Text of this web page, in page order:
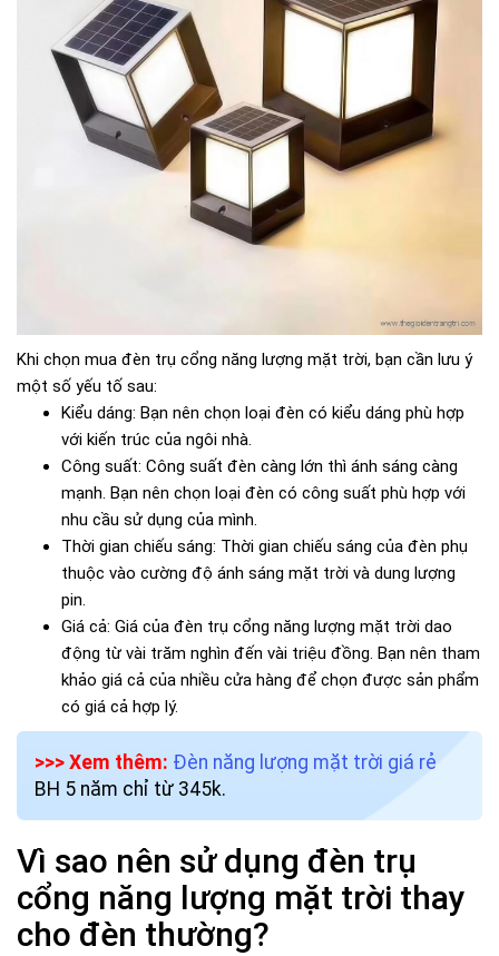
Khi chọn mua đèn trụ cổng năng lượng mặt trời, bạn cần lưu ý
một số yếu tố sau:
Kiểu dáng: Bạn nên chọn loại đèn có kiểu dáng phù hợp
với kiến trúc của ngôi nhà.
Công suất: Công suất đèn càng lớn thì ánh sáng càng
mạnh. Bạn nên chọn loại đèn có công suất phù hợp với
nhu cầu sử dụng của mình.
Thời gian chiếu sáng: Thời gian chiếu sáng của đèn phụ
thuộc vào cường độ ánh sáng mặt trời và dung lượng
pin.
Giá cả: Giá của đèn trụ cổng năng lượng mặt trời dao
động từ vài trăm nghìn đến vài triệu đồng. Bạn nên tham
khảo giá cả của nhiều cửa hàng để chọn được sản phẩm
có giá cả hợp lý.
>>> Xem thêm: Đèn năng lượng mặt trời giá rẻ
BH 5 năm chỉ từ 345k.
Vì sao nên sử dụng đèn trụ
cổng năng lượng mặt trời thay
cho đèn thường?